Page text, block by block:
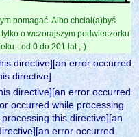
pomagać. Albo chciał(a)byś
o wczorajszym podwieczorku
- od 0 do 201 lat ;-)
directive][an error occurred
directive]
directive][an error occurred
occurred while processing
this directive][an
error occurred